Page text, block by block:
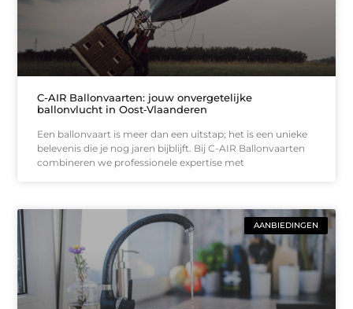
C-AIR Ballonvaarten: jouw onvergetelijke
ballonvlucht in Oost‑Vlaanderen
Een ballonvaart is meer dan een uitstap; het is een unieke
belevenis die je nog jaren bijblijft. Bij C-AIR Ballonvaarten
combineren we professionele expertise met
AANBIEDINGEN